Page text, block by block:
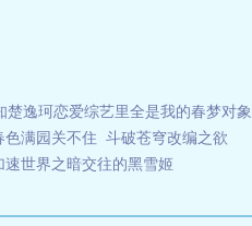
楚逸珂恋爱综艺里全是我的春梦对象
色满园关不住 斗破苍穹改编之欲
速世界之暗交往的黑雪姬